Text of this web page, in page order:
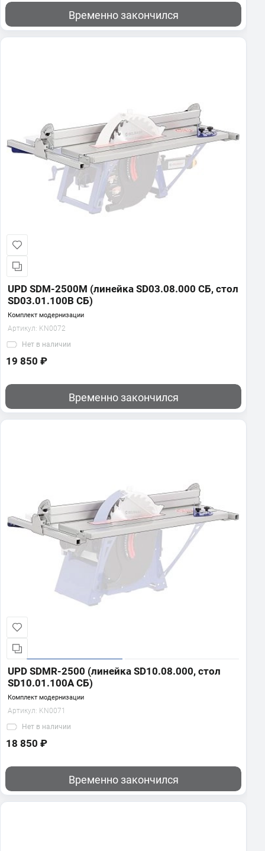
Временно закончился
UPD SDM-2500M (линейка SD03.08.000 СБ, стол
SD03.01.100В СБ)
Комплект модернизации
Артикул: KN0072
Нет в наличии
19 850 ₽
Временно закончился
UPD SDMR-2500 (линейка SD10.08.000, стол
SD10.01.100А СБ)
Комплект модернизации
Артикул: KN0071
Нет в наличии
18 850 ₽
Временно закончился